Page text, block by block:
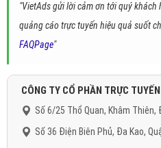
"VietAds gửi lời cảm ơn tới quý
quảng cáo trực tuyến hiệu quả suốt
FAQPage"
CÔNG TY CỔ PHẦN TRỰC
Số 6/25 Thổ Quan, Khâm Thiên,
Số 36 Điện Biên Phủ, Đa Kao,